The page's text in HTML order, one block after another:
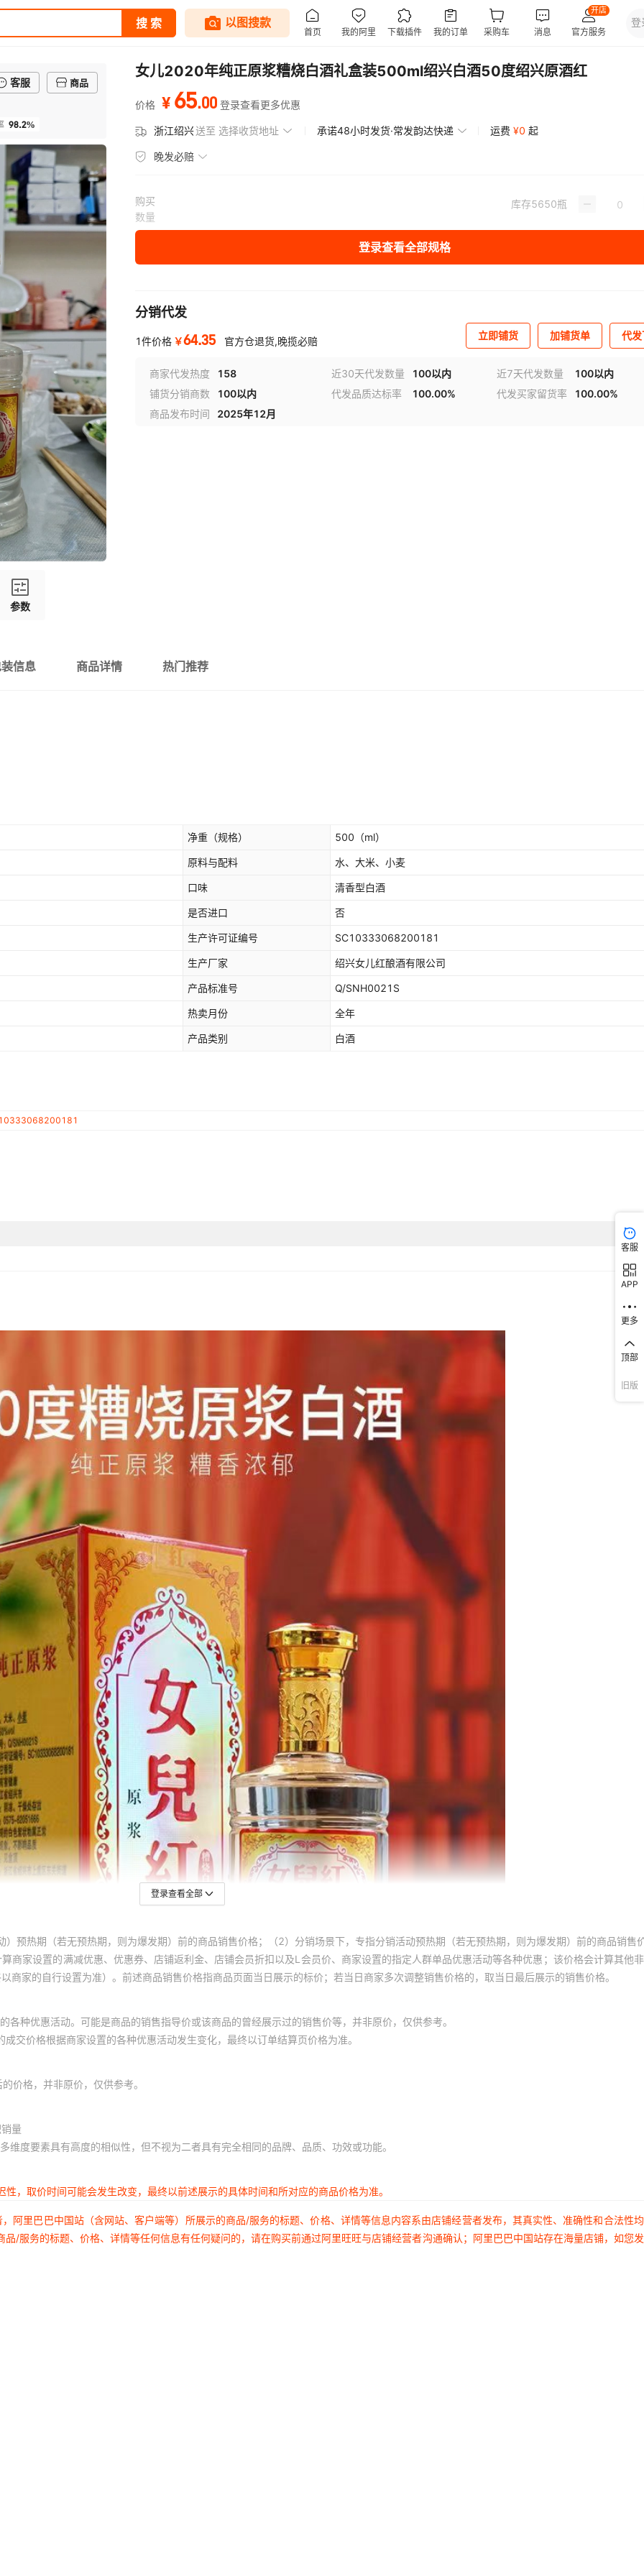
客服 商品
98.2%
参数
女儿2020年纯正原浆糟烧白酒礼盒装500ml绍兴白酒50度绍兴原酒红
价格 ¥ 65.00 登录查看更多优惠
浙江绍兴送至 选择收货地址 承诺48小时发货·常发韵达快递 运费 ¥0 起
晚发必赔
购买
数量
库存5650瓶
登录查看全部规格
分销代发
1件价格 ￥64.35 官方仓退货,晚揽必赔 立即铺货 加铺货单 代
商家代发热度 158 近30天代发数量 100以内 近7天代发数量
100以内
铺货分销商数
100以内 代发品质达标率 100.00% 代发买家留货率
100.00%
商品发布时间
2025年12月
信息 商品详情 热门推荐
净重（规格） 500 （ml）
原料与配料 水、大米、小麦
口味 清香型白酒
是否进口 否
生产许可证编号 SC10333068200181
生产厂家 绍兴女儿红酿酒有限公司
产品标准号 Q/SNH0021S
热卖月份 全年
产品类别 白酒
登录查看全部
预热期（若无预热期，则为爆发期）前的商品销售价格；（2）分销场景下，专指分销活动预热期（若无预热期，则为爆发期）前的商品销售
商家设置的满减优惠、优惠券、店铺返利金、店铺会员折扣以及L会员价、商家设置的指定人群单品优惠活动等各种优惠；该价格会计算其他
家的自行设置为准）。前述商品销售价格指商品页面当日展示的标价；若当日商家多次调整销售价格的，取当日最后展示的销售价格。
种优惠活动。可能是商品的销售指导价或该商品的曾经展示过的销售价等，并非原价，仅供参考。
交价格根据商家设置的各种优惠活动发生变化，最终以订单结算页价格为准。
价格，并非原价，仅供参考。
量
度要素具有高度的相似性，但不视为二者具有完全相同的品牌、品质、功效或功能。
，取价时间可能会发生改变，最终以前述展示的具体时间和所对应的商品价格为准。
阿里巴巴中国站（含网站、客户端等）所展示的商品/服务的标题、价格、详情等信息内容系由店铺经营者发布，其真实性、准确性和合法性
/服务的标题、价格、详情等任何信息有任何疑问的，请在购买前通过阿里旺旺与店铺经营者沟通确认；阿里巴巴中国站存在海量店铺，如您
客服
APP
更多
顶部
旧版